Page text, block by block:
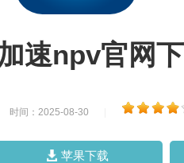
速npv官网
时间：2025-08-30
苹果下载